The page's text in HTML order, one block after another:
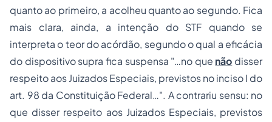
quanto ao primeiro, a acolheu quanto ao segundo. Fica
mais clara, ainda, a intenção do STF quando se
interpreta o teor do acórdão, segundo o qual a eficácia
do dispositivo supra fica suspensa "…no que não disser
respeito aos Juizados Especiais, previstos no inciso I do
art. 98 da Constituição Federal…". A contrariu sensu: no
que disser respeito aos Juizados Especiais, previstos